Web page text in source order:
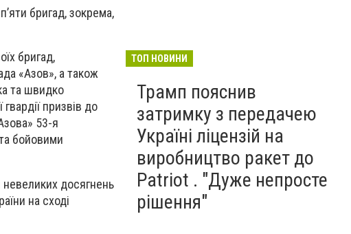
бригад, зокрема,
бригад,
«Азов», а також
та швидко
призвів до
53-я
бойовими
невеликих досягнень
на сході
ТОП НОВИНИ
Трамп пояснив
затримку з передачею
Україні ліцензій на
виробництво ракет до
Patriot . "Дуже непросте
рішення"